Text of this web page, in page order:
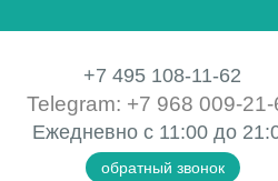
+7 495 108-11-62
Telegram: +7 968 009-21-
Ежедневно с 11:00 до
обратный звонок